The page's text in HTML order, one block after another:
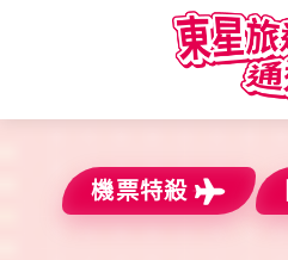
機票特殺